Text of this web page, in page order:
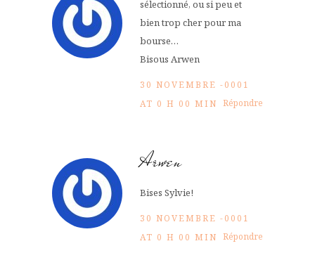
sélectionné, ou si peu et
bien trop cher pour ma
bourse…
Bisous Arwen
30 NOVEMBRE -0001
AT 0 H 00 MIN Répondre
Arwen
Bises Sylvie!
30 NOVEMBRE -0001
AT 0 H 00 MIN Répondre